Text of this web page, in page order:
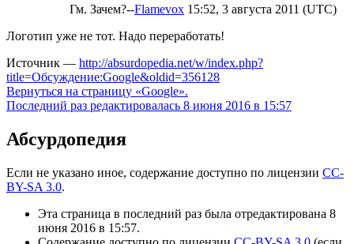
Гм. Зачем?--Flamevox 15:52, 3 августа 2011 (UTC)
Логотип уже не тот. Надо переработать!
Источник — http://absurdopedia.net/w/index.php?
title=Обсуждение:Google&oldid=356128
Вернуться на страницу «Google».
Последний раз редактировалась 8 июня 2016 в 15:57
Абсурдопедия
Если не указано иное, содержание доступно по лицензии CC-
BY-SA 3.0.
Эта страница в последний раз была отредактирована 8
июня 2016 в 15:57.